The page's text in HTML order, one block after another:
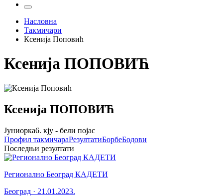
Насловна
Такмичари
Ксенија Поповић
Ксенија ПОПОВИЋ
Ксенија ПОПОВИЋ
Јуниорка6. кју - бели појас
Профил такмичараРезултатиБорбеБодови
Последњи резултати
Регионално Београд КАДЕТИ
Београд · 21.01.2023.